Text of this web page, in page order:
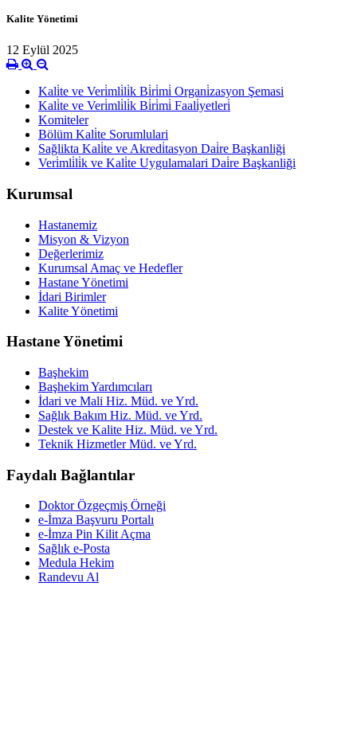
Kalite Yönetimi
12 Eylül 2025
Kali̇te ve Veri̇mli̇li̇k Bi̇ri̇mi̇ Organi̇zasyon Şemasi
Kali̇te ve Veri̇mli̇li̇k Bi̇ri̇mi̇ Faali̇yetleri̇
Komiteler
Bölüm Kali̇te Sorumlulari
Sağlikta Kali̇te ve Akredi̇tasyon Dai̇re Başkanliği
Veri̇mli̇li̇k ve Kali̇te Uygulamalari Dai̇re Başkanliği
Kurumsal
Hastanemiz
Misyon & Vizyon
Değerlerimiz
Kurumsal Amaç ve Hedefler
Hastane Yönetimi
İdari Birimler
Kalite Yönetimi
Hastane Yönetimi
Başhekim
Başhekim Yardımcıları
İdari ve Mali Hiz. Müd. ve Yrd.
Sağlık Bakım Hiz. Müd. ve Yrd.
Destek ve Kalite Hiz. Müd. ve Yrd.
Teknik Hizmetler Müd. ve Yrd.
Faydalı Bağlantılar
Doktor Özgeçmiş Örneği
e-İmza Başvuru Portalı
e-İmza Pin Kilit Açma
Sağlık e-Posta
Medula Hekim
Randevu Al